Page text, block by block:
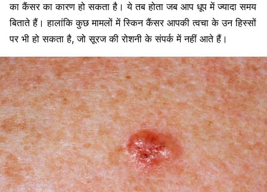
का कैंसर का कारण हो सकता है। ये तब होता जब आप धूप में ज्यादा समय
बिताते हैं। हालांकि ​कुछ मामलों में स्किन कैंसर आपकी त्वचा के उन हिस्सों
पर भी हो सकता है, जो सूरज की रोशनी के संपर्क में नहीं आते हैं।